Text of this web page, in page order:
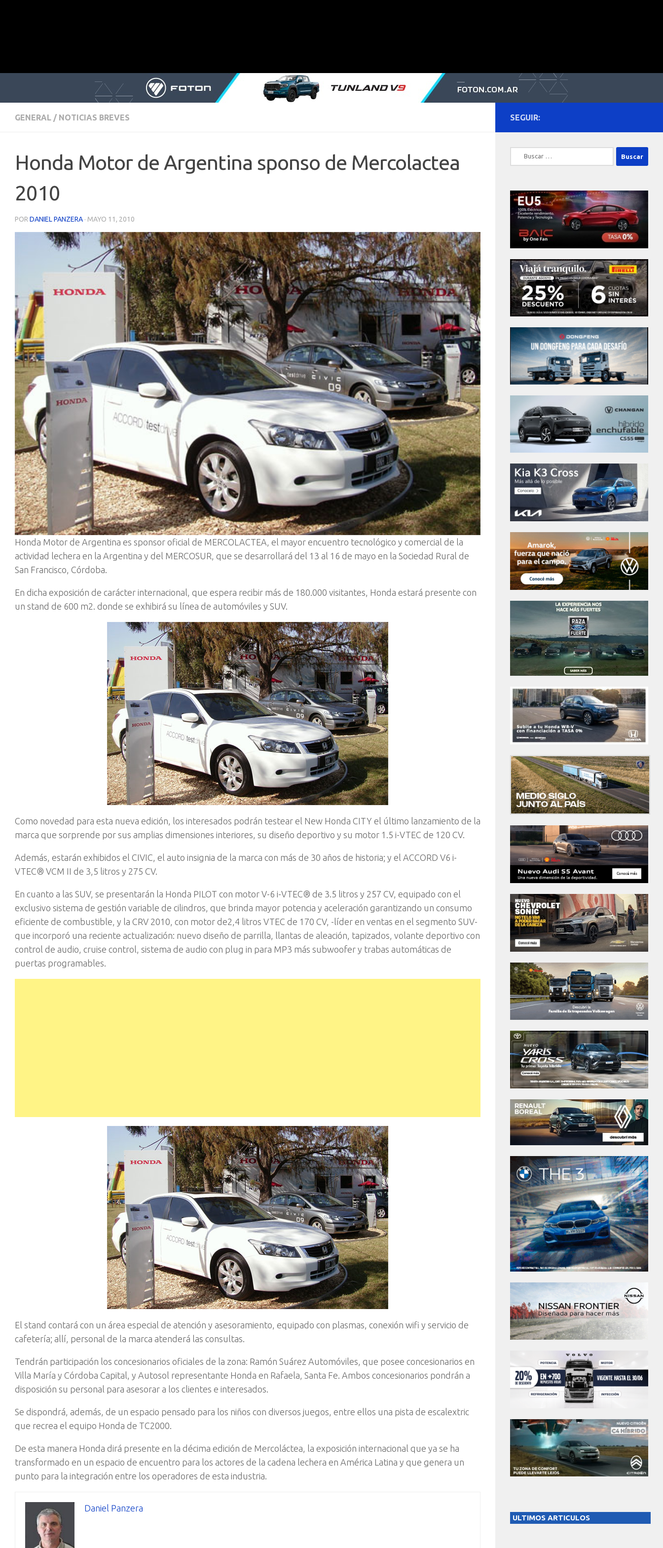
GENERAL / NOTICIAS BREVES
Honda Motor de Argentina sponso de Mercolactea
2010
POR DANIEL PANZERA · MAYO 11, 2010
Honda Motor de Argentina es sponsor oficial de MERCOLACTEA, el mayor encuentro tecnológico y comercial de la
actividad lechera en la Argentina y del MERCOSUR, que se desarrollará del 13 al 16 de mayo en la Sociedad Rural de
San Francisco, Córdoba.
En dicha exposición de carácter internacional, que espera recibir más de 180.000 visitantes, Honda estará presente con
un stand de 600 m2. donde se exhibirá su línea de automóviles y SUV.
Como novedad para esta nueva edición, los interesados podrán testear el New Honda CITY el último lanzamiento de la
marca que sorprende por sus amplias dimensiones interiores, su diseño deportivo y su motor 1.5 i-VTEC de 120 CV.
Además, estarán exhibidos el CIVIC, el auto insignia de la marca con más de 30 años de historia; y el ACCORD V6 i-
VTEC® VCM II de 3,5 litros y 275 CV.
En cuanto a las SUV, se presentarán la Honda PILOT con motor V-6 i-VTEC® de 3.5 litros y 257 CV, equipado con el
exclusivo sistema de gestión variable de cilindros, que brinda mayor potencia y aceleración garantizando un consumo
eficiente de combustible, y la CRV 2010, con motor de2,4 litros VTEC de 170 CV, -líder en ventas en el segmento SUV-
que incorporó una reciente actualización: nuevo diseño de parrilla, llantas de aleación, tapizados, volante deportivo con
control de audio, cruise control, sistema de audio con plug in para MP3 más subwoofer y trabas automáticas de
puertas programables.
El stand contará con un área especial de atención y asesoramiento, equipado con plasmas, conexión wifi y servicio de
cafetería; allí, personal de la marca atenderá las consultas.
Tendrán participación los concesionarios oficiales de la zona: Ramón Suárez Automóviles, que posee concesionarios en
Villa María y Córdoba Capital, y Autosol representante Honda en Rafaela, Santa Fe. Ambos concesionarios pondrán a
disposición su personal para asesorar a los clientes e interesados.
Se dispondrá, además, de un espacio pensado para los niños con diversos juegos, entre ellos una pista de escalextric
que recrea el equipo Honda de TC2000.
De esta manera Honda dirá presente en la décima edición de Mercoláctea, la exposición internacional que ya se ha
transformado en un espacio de encuentro para los actores de la cadena lechera en América Latina y que genera un
punto para la integración entre los operadores de esta industria.
Daniel Panzera
SEGUIR:
Buscar:
ULTIMOS ARTICULOS